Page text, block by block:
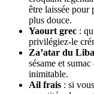
être laissée pour
plus douce.
Yaourt grec :
privilégiez-le
Za’atar du
sésame et
inimitable.
Ail frais : si